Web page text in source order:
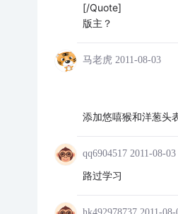
[/Quote]
版主？
马老虎 2011-08-03
添加悠嘻猴和洋葱头
qq6904517 2011-08-03
路过学习